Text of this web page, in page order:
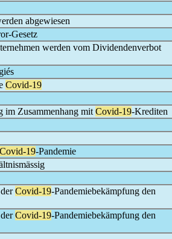
abgewiesen
Gesetz
werden vom Dividendenverbot
Covid-19
im Zusammenhang mit Covid-19-Krediten
Covid-19-Pandemie
Covid-19-Pandemiebekämpfung den
Covid-19-Pandemiebekämpfung den